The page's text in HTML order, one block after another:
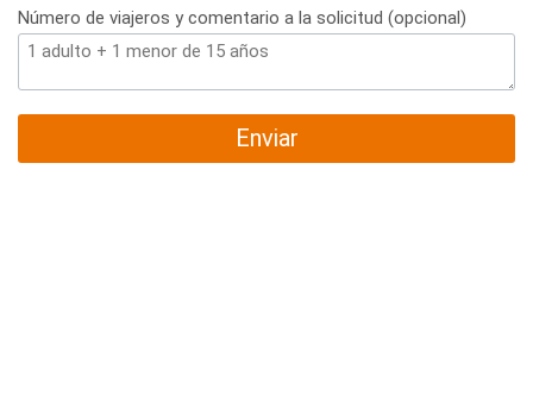
Número de viajeros y comentario a la solicitud (opcional)
Enviar